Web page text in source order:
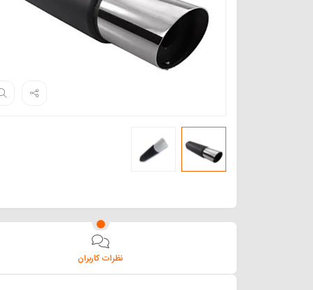
نظرات کاربران